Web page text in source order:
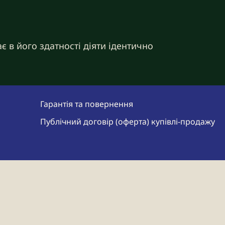
його здатності діяти ідентично
шкіри. Вона чудово підходить
стійкий до світла, не
косметичних інгредієнтів.
Гарантія та повернення
Публічний договір (оферта) купівлі-продажу